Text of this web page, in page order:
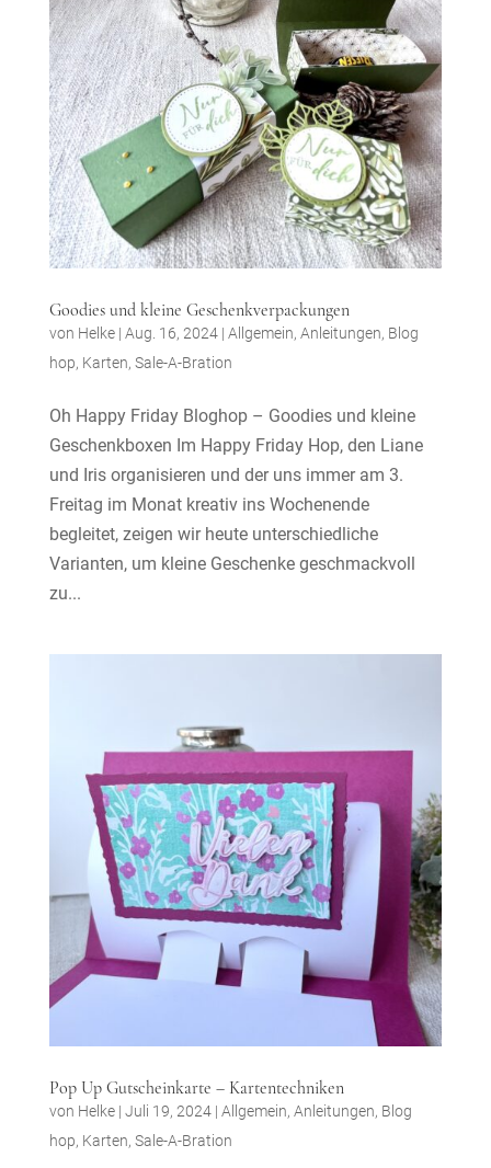
Goodies und kleine Geschenkverpackungen
von Helke| Aug. 16, 2024| Allgemein, Anleitungen, Blog
hop, Karten, Sale-A-Bration
Oh Happy Friday Bloghop – Goodies und kleine
Geschenkboxen Im Happy Friday Hop, den Liane
und Iris organisieren und der uns immer am 3.
Freitag im Monat kreativ ins Wochenende
begleitet, zeigen wir heute unterschiedliche
Varianten, um kleine Geschenke geschmackvoll
zu...
Pop Up Gutscheinkarte – Kartentechniken
von Helke| Juli 19, 2024| Allgemein, Anleitungen, Blog
hop, Karten, Sale-A-Bration